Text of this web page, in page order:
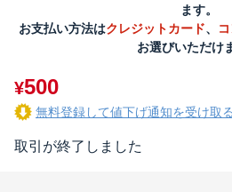
ます。
お支払い方法はクレジットカード、
お選びいただけ
¥500
無料登録して値下げ通知を受け取る
取引が終了しました